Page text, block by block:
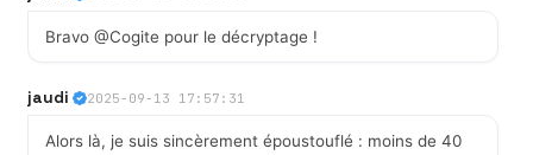
Bravo @Cogite pour le décryptage !
jaudi 2025-09-13 17:57:31
Alors là, je suis sincèrement époustouflé : moins de 40